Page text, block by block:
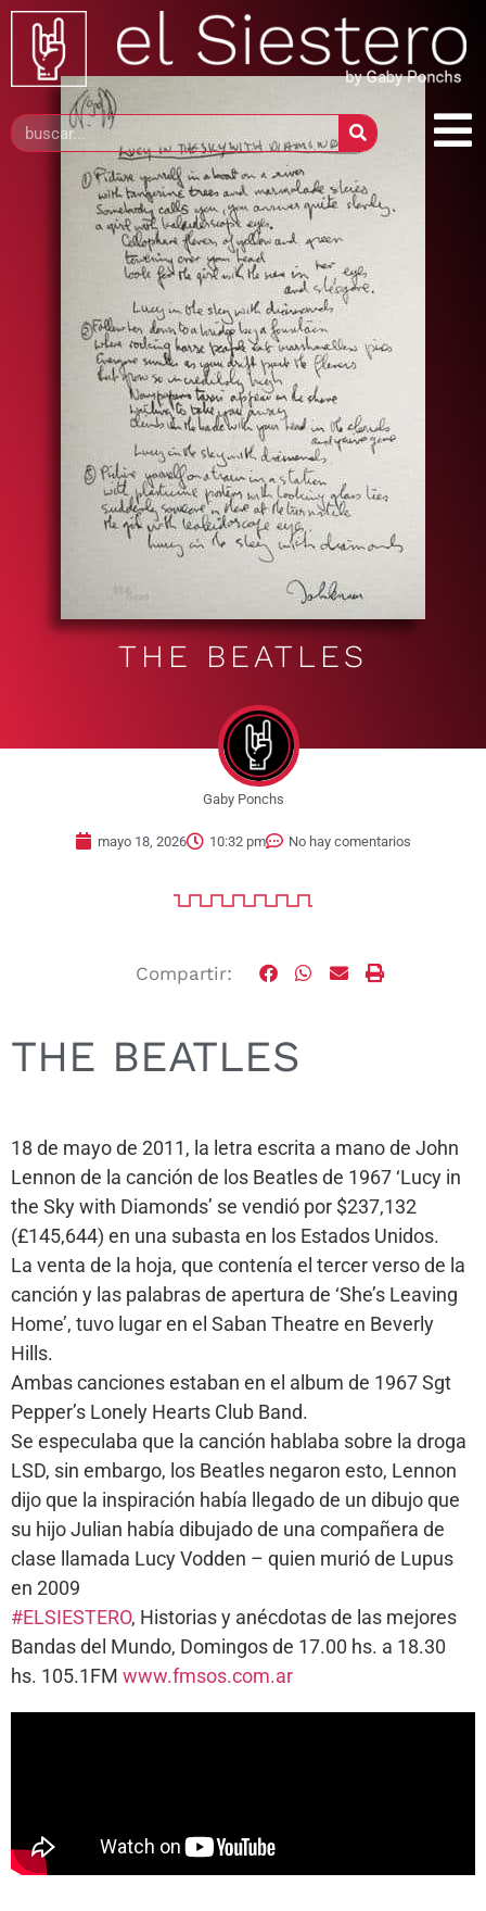
THE BEATLES
Gaby Ponchs
mayo 18, 2026 10:32 pm No hay comentarios
Compartir:
THE BEATLES
18 de mayo de 2011, la letra escrita a mano de John
Lennon de la canción de los Beatles de 1967 ‘Lucy in
the Sky with Diamonds’ se vendió por $237,132
(£145,644) en una subasta en los Estados Unidos.
La venta de la hoja, que contenía el tercer verso de la
canción y las palabras de apertura de ‘She’s Leaving
Home’, tuvo lugar en el Saban Theatre en Beverly
Hills.
Ambas canciones estaban en el album de 1967 Sgt
Pepper’s Lonely Hearts Club Band.
Se especulaba que la canción hablaba sobre la droga
LSD, sin embargo, los Beatles negaron esto, Lennon
dijo que la inspiración había llegado de un dibujo que
su hijo Julian había dibujado de una compañera de
clase llamada Lucy Vodden – quien murió de Lupus
en 2009
#ELSIESTERO, Historias y anécdotas de las mejores
Bandas del Mundo, Domingos de 17.00 hs. a 18.30
hs. 105.1FM www.fmsos.com.ar